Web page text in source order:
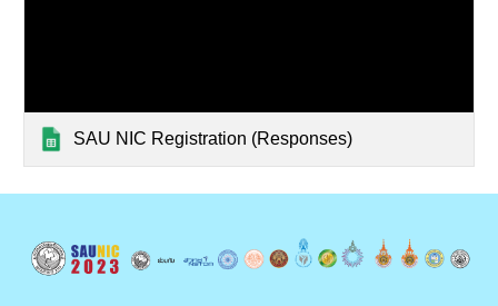
SAU NIC Registration (Responses)